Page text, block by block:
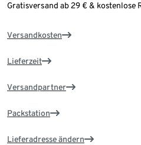
Gratisversand ab 29 € & kostenlose
Versandkosten
Lieferzeit
Versandpartner
Packstation
Lieferadresse ändern